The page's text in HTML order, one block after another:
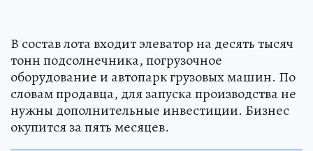
В состав лота входит элеватор на десять тысяч
тонн подсолнечника, погрузочное
оборудование и автопарк грузовых машин. По
словам продавца, для запуска производства не
нужны дополнительные инвестиции. Бизнес
окупится за пять месяцев.